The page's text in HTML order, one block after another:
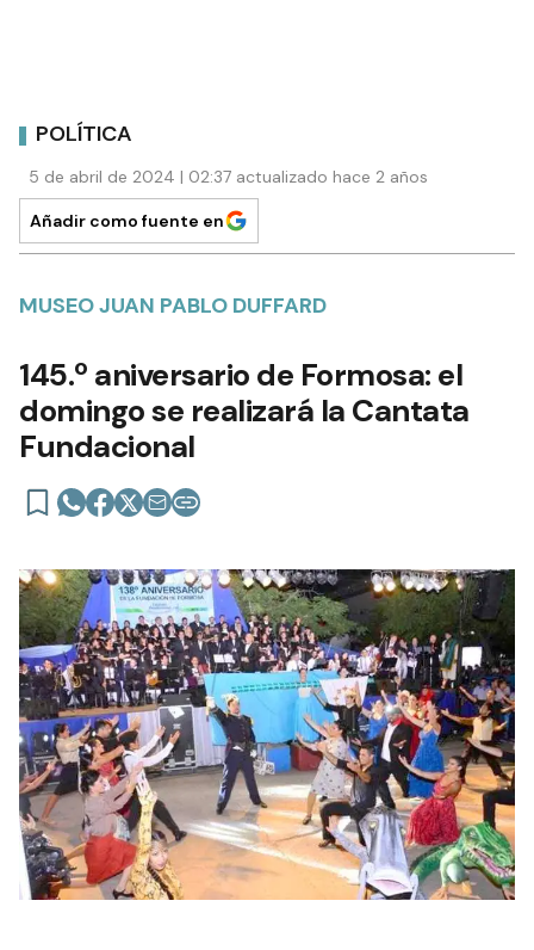
POLÍTICA
5 de abril de 2024 | 02:37 actualizado hace 2 años
Añadir como fuente en
MUSEO JUAN PABLO DUFFARD
145.º aniversario de Formosa: el
domingo se realizará la Cantata
Fundacional